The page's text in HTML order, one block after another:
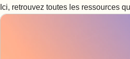
Ici, retrouvez toutes les ressources